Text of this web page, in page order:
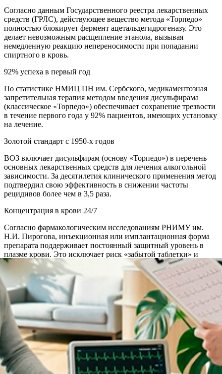
Согласно данным Государственного реестра лекарственных
средств (ГРЛС), действующее вещество метода «Торпедо»
полностью блокирует фермент ацетальдегидрогеназу. Это
делает невозможным расщепление этанола, вызывая
немедленную реакцию непереносимости при попадании
спиртного в кровь.
92% успеха в первый год
По статистике НМИЦ ПН им. Сербского, медикаментозная
запретительная терапия методом введения дисульфирама
(классическое «Торпедо») обеспечивает сохранение трезвости
в течение первого года у 92% пациентов, имеющих установку
на лечение.
Золотой стандарт с 1950-х годов
ВОЗ включает дисульфирам (основу «Торпедо») в перечень
основных лекарственных средств для лечения алкогольной
зависимости. За десятилетия клинического применения метод
подтвердил свою эффективность в снижении частоты
рецидивов более чем в 3,5 раза.
Концентрация в крови 24/7
Согласно фармакологическим исследованиям РНИМУ им.
Н.И. Пирогова, инъекционная или имплантационная форма
препарата поддерживает постоянный защитный уровень в
плазме крови. Это исключает риск «забытой таблетки» и
гарантирует защиту от срыва в любой момент времени.
Акции и спецпредложения